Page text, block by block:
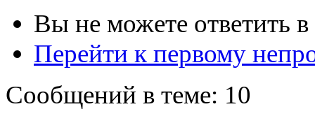
Вы не можете ответить в
Перейти к первому
Сообщений в теме: 10